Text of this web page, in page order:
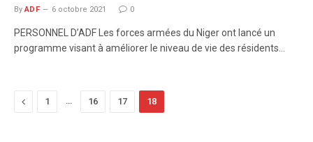
By ADF 6 octobre 2021 0
PERSONNEL D’ADF Les forces armées du Niger ont lancé un
programme visant à améliorer le niveau de vie des résidents…
Previous
1 … 16 17 18